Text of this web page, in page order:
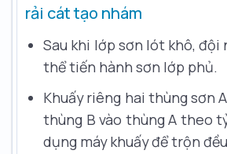
rải cát tạo nhám
Sau khi lớp sơn lót khô, đội
thể tiến hành sơn lớp phủ.
Khuấy riêng hai thùng sơn
thùng B vào thùng A theo
dụng máy khuấy để trộn